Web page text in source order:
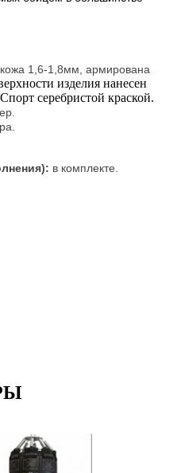
1,6-1,8мм, армирована
изделия нанесен
серебристой краской.
в комплекте.